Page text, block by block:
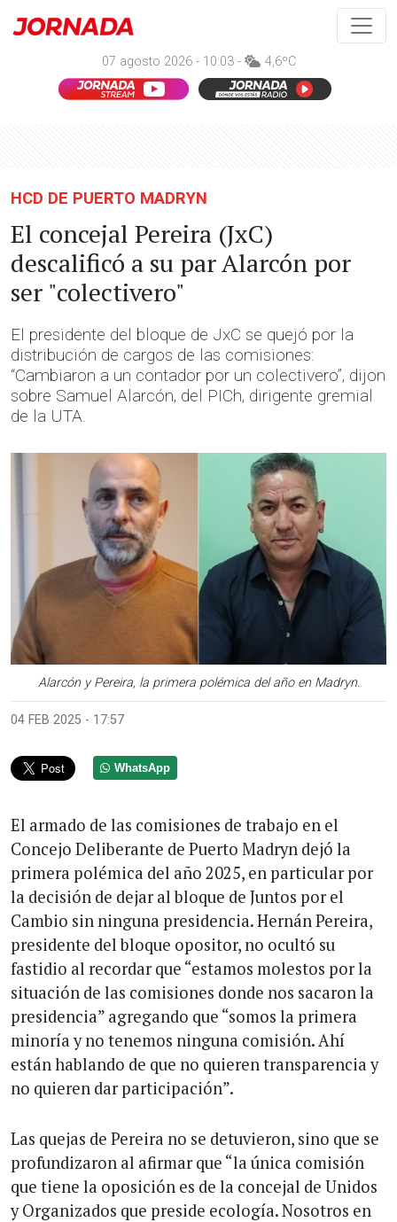
07 agosto 2026 - 10:03 - 4,6ºC
HCD DE PUERTO MADRYN
El concejal Pereira (JxC)
descalificó a su par Alarcón por
ser "colectivero"
El presidente del bloque de JxC se quejó por la
distribución de cargos de las comisiones:
“Cambiaron a un contador por un colectivero”, dijon
sobre Samuel Alarcón, del PICh, dirigente gremial
de la UTA.
Alarcón y Pereira, la primera polémica del año en Madryn.
04 FEB 2025 - 17:57
WhatsApp
El armado de las comisiones de trabajo en el
Concejo Deliberante de Puerto Madryn dejó la
primera polémica del año 2025, en particular por
la decisión de dejar al bloque de Juntos por el
Cambio sin ninguna presidencia. Hernán Pereira,
presidente del bloque opositor, no ocultó su
fastidio al recordar que “estamos molestos por la
situación de las comisiones donde nos sacaron la
presidencia” agregando que “somos la primera
minoría y no tenemos ninguna comisión. Ahí
están hablando de que no quieren transparencia y
no quieren dar participación”.
Las quejas de Pereira no se detuvieron, sino que se
profundizaron al afirmar que “la única comisión
que tiene la oposición es de la concejal de Unidos
y Organizados que preside ecología. Nosotros en